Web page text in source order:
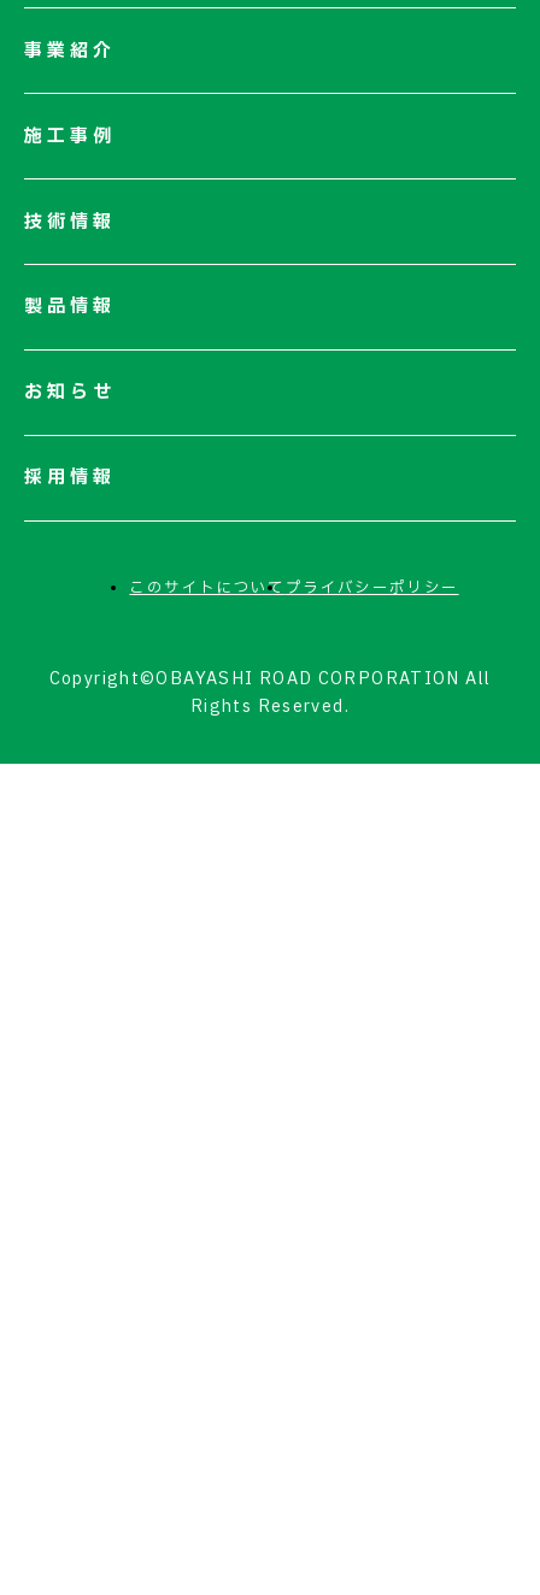
会社情報一覧
ネットワーク
事業紹介
施工事例
技術情報
製品情報
お知らせ
採用情報
このサイトについて プライバシーポリシー
Copyright©OBAYASHI ROAD CORPORATION All
Rights Reserved.